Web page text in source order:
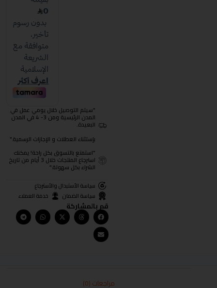
"سيتم التوصيل خلال يومي عمل في
المدن الرئيسية ومن 3- 4 في المدن
البعيدة.
بإستثناء العطلات و الإجازات الرسمية."
"استمتع بالتسوق بكل راحة! يمكنك
استرجاع المنتجات خلال 3 أيام من تاريخ
الشراء بكل سهولة."
سياسة الأستبدال والأسترجاع
سياسة الضمان
خدمة العملاء
قم بالمشاركة
مراجعات (0)